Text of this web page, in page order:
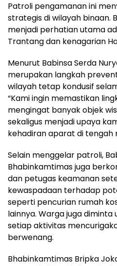
Patroli pengamanan ini
strategis di wilayah binaan.
menjadi perhatian utama
Trantang dan kenagarian
Menurut Babinsa Serda
merupakan langkah
wilayah tetap kondusif
“Kami ingin memastikan
mengingat banyak objek
sekaligus menjadi upaya
kehadiran aparat di tengah
Selain menggelar patroli,
Bhabinkamtimas juga
dan petugas keamanan
kewaspadaan terhadap
seperti pencurian rumah
lainnya. Warga juga
setiap aktivitas
berwenang.
Bhabinkamtimas Bripka